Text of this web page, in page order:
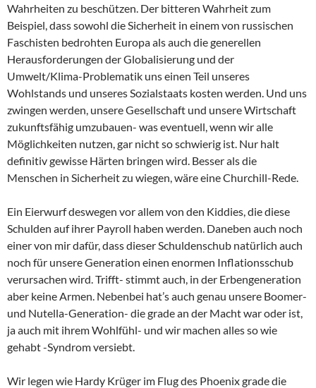
Wahrheiten zu beschützen. Der bitteren Wahrheit zum
Beispiel, dass sowohl die Sicherheit in einem von russischen
Faschisten bedrohten Europa als auch die generellen
Herausforderungen der Globalisierung und der
Umwelt/Klima-Problematik uns einen Teil unseres
Wohlstands und unseres Sozialstaats kosten werden. Und uns
zwingen werden, unsere Gesellschaft und unsere Wirtschaft
zukunftsfähig umzubauen- was eventuell, wenn wir alle
Möglichkeiten nutzen, gar nicht so schwierig ist. Nur halt
definitiv gewisse Härten bringen wird. Besser als die
Menschen in Sicherheit zu wiegen, wäre eine Churchill-Rede.
Ein Eierwurf deswegen vor allem von den Kiddies, die diese
Schulden auf ihrer Payroll haben werden. Daneben auch noch
einer von mir dafür, dass dieser Schuldenschub natürlich auch
noch für unsere Generation einen enormen Inflationsschub
verursachen wird. Trifft- stimmt auch, in der Erbengeneration
aber keine Armen. Nebenbei hat’s auch genau unsere Boomer-
und Nutella-Generation- die grade an der Macht war oder ist,
ja auch mit ihrem Wohlfühl- und wir machen alles so wie
gehabt -Syndrom versiebt.
Wir legen wie Hardy Krüger im Flug des Phoenix grade die